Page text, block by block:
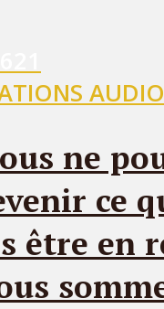
ne
ce
être en